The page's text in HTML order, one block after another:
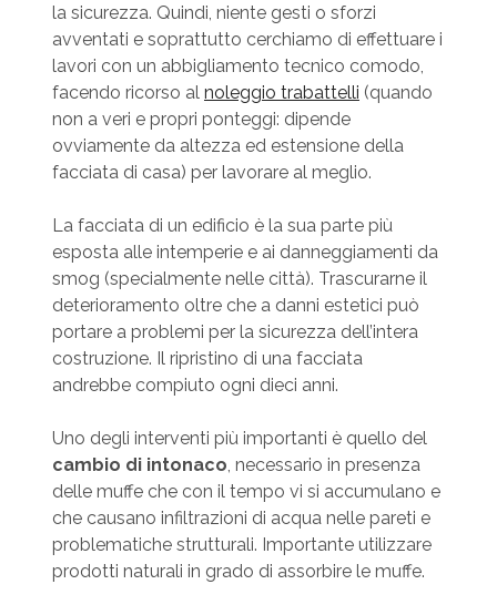
la sicurezza. Quindi, niente gesti o sforzi
avventati e soprattutto cerchiamo di effettuare i
lavori con un abbigliamento tecnico comodo,
facendo ricorso al noleggio trabattelli (quando
non a veri e propri ponteggi: dipende
ovviamente da altezza ed estensione della
facciata di casa) per lavorare al meglio.
La facciata di un edificio è la sua parte più
esposta alle intemperie e ai danneggiamenti da
smog (specialmente nelle città). Trascurarne il
deterioramento oltre che a danni estetici può
portare a problemi per la sicurezza dell’intera
costruzione. Il ripristino di una facciata
andrebbe compiuto ogni dieci anni.
Uno degli interventi più importanti è quello del
cambio di intonaco , necessario in presenza
delle muffe che con il tempo vi si accumulano e
che causano infiltrazioni di acqua nelle pareti e
problematiche strutturali. Importante utilizzare
prodotti naturali in grado di assorbire le muffe.